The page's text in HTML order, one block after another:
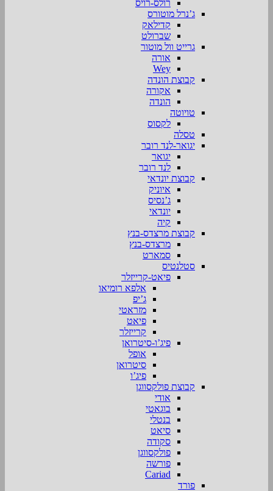
רולס-רויס
ג’נרל מוטורס
קדילאק
שברולט
גרייט וול מוטור
אורה
Wey
קבוצת הונדה
אקורה
הונדה
טויוטה
לקסוס
טסלה
יגואר-לנד רובר
יגואר
לנד רובר
קבוצת יונדאי
איוניק
ג’נסיס
יונדאי
קיה
קבוצת מרצדס-בנץ
מרצדס-בנץ
סמארט
סטלנטיס
פיאט-קרייזלר
אלפא רומיאו
ג’יפ
מזראטי
פיאט
קרייזלר
פיג’ו-סיטרואן
אופל
סיטרואן
פיג’ו
קבוצת פולקסווגן
אודי
בוגאטי
בנטלי
סיאט
סקודה
פולקסווגן
פורשה
Cariad
פורד